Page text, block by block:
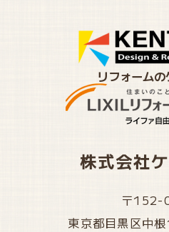
リフォーム
株式会社
〒152-
東京都目黒区中